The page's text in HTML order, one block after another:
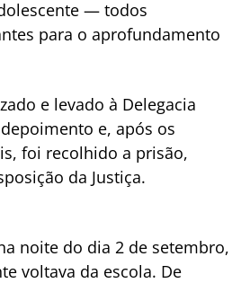
— todos
para o aprofundamento
e levado à Delegacia
e, após os
foi recolhido a prisão,
da Justiça.
noite do dia 2 de setembro,
voltava da escola. De